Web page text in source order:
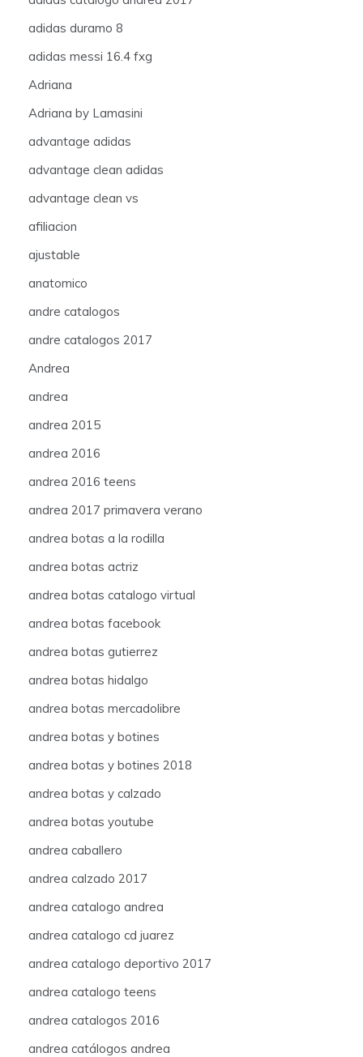
adidas duramo 8
adidas messi 16.4 fxg
Adriana
Adriana by Lamasini
advantage adidas
advantage clean adidas
advantage clean vs
afiliacion
ajustable
anatomico
andre catalogos
andre catalogos 2017
Andrea
andrea
andrea 2015
andrea 2016
andrea 2016 teens
andrea 2017 primavera verano
andrea botas a la rodilla
andrea botas actriz
andrea botas catalogo virtual
andrea botas facebook
andrea botas gutierrez
andrea botas hidalgo
andrea botas mercadolibre
andrea botas y botines
andrea botas y botines 2018
andrea botas y calzado
andrea botas youtube
andrea caballero
andrea calzado 2017
andrea catalogo andrea
andrea catalogo cd juarez
andrea catalogo deportivo 2017
andrea catalogo teens
andrea catalogos 2016
andrea catálogos andrea